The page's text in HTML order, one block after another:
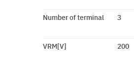
Number of terminal 3
VRM[V] 200